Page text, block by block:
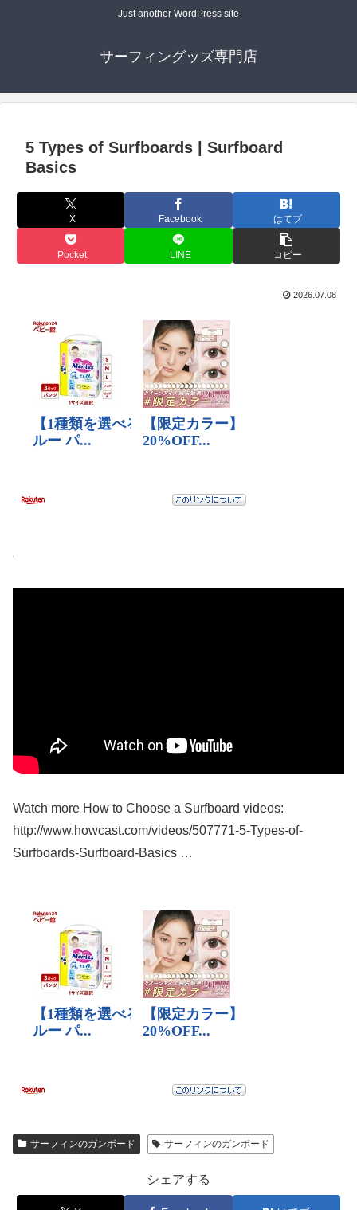
Just another WordPress site
サーフィングッズ専門店
5 Types of Surfboards | Surfboard
Basics
X Facebook はてブ
Pocket LINE コピー
2026.07.08
Watch more How to Choose a Surfboard videos:
http://www.howcast.com/videos/507771-5-Types-of-
Surfboards-Surfboard-Basics …
サーフィンのガンボード サーフィンのガンボード
シェアする